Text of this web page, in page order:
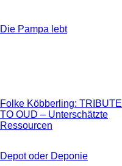
Die Pampa lebt
Folke Köbberling: TRIBUTE
TO OUD – Unterschätzte
Ressourcen
Depot oder Deponie